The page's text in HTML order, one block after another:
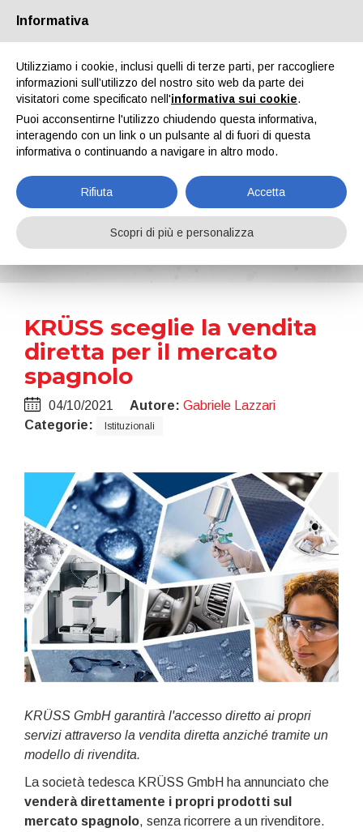
Chi siamo Partners Contatti Area riservata
News
Home Notizie KRÜSS sceglie la vendita diretta per il mercato spagnolo
KRÜSS sceglie la vendita
diretta per il mercato
spagnolo
04/10/2021 Autore: Gabriele Lazzari
Categorie:
Istituzionali
KRÜSS GmbH garantirà l'accesso diretto ai propri
servizi attraverso la vendita diretta anziché tramite un
modello di rivendita.
La società tedesca KRÜSS GmbH ha annunciato che
venderà direttamente i propri prodotti sul
mercato spagnolo, senza ricorrere a un rivenditore.
Informativa
Utilizziamo i cookie, inclusi quelli di terze parti, per raccogliere
informazioni sull’utilizzo del nostro sito web da parte dei
visitatori come specificato nell'informativa sui cookie.
Puoi acconsentirne l'utilizzo chiudendo questa informativa,
interagendo con un link o un pulsante al di fuori di questa
informativa o continuando a navigare in altro modo.
Rifiuta Accetta
Scopri di più e personalizza